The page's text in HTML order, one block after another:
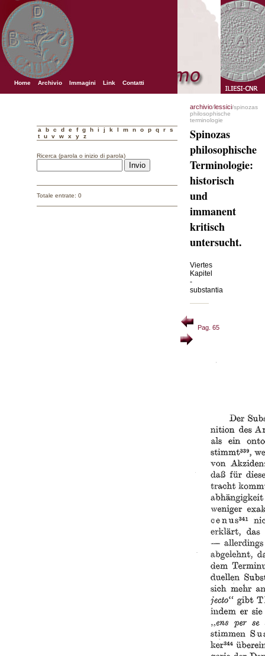
Home Archivio Immagini Link Contatti
a b c d e f g h i j k l m n o p q r
s
t
u v w x y z
Ricerca (parola o inizio di parola)
Totale entrate: 0
archivio/lessici/spinozas
philosophische
terminologie
Spinozas
philosophische
Terminologie:
historisch
und
immanent
kritisch
untersucht.
Viertes
Kapitel
-
substantia
Pag. 65